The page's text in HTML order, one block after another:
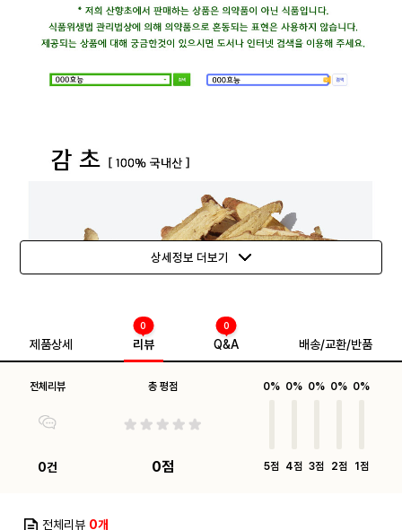
상세정보 더보기
제품상세 리뷰
0
Q&A
0
배송/교환/반품
전체리뷰
0건
총 평점
0점
0%
5점
0%
4점
0%
3점
0%
2점
0%
1점
전체리뷰 0개